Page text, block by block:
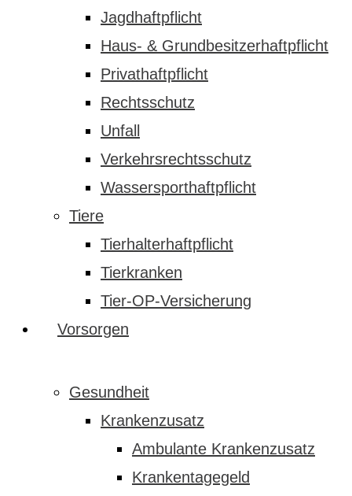
Jagdhaftpflicht
Haus- & Grundbesitzerhaftpflicht
Privathaftpflicht
Rechtsschutz
Unfall
Verkehrsrechtsschutz
Wassersporthaftpflicht
Tiere
Tierhalterhaftpflicht
Tierkranken
Tier-OP-Versicherung
Vorsorgen
Gesundheit
Krankenzusatz
Ambulante Krankenzusatz
Krankentagegeld